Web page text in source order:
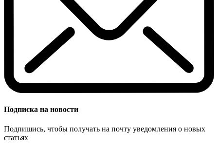
Подписка на новости
Подпишись, чтобы получать на почту уведомления о новых
статьях